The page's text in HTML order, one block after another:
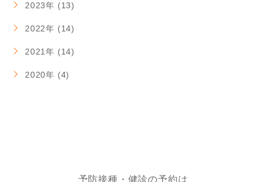
2023年 (13)
2022年 (14)
2021年 (14)
2020年 (4)
予防接種・健診の予約は